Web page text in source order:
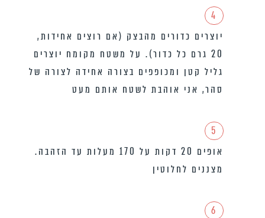
4
יוצרים כדורים מהבצק (אם רוצים אחידות,
20 גרם כל כדור). על משטח מקומח יוצרים
גליל קטן ומכופפים בצורה אחידה לצורה של
סהר, אני אוהבת לשטח אותם מעט
5
אופים 20 דקות על 170 מעלות עד הזהבה.
מצננים לחלוטין
6